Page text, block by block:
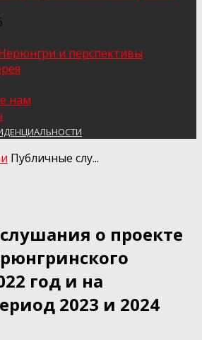
и перспективы
нам
Публичные слу...
о проекте
год и на
2023 и 2024